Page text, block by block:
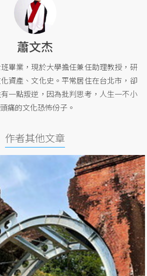
蕭文杰
畢業，現於大學擔任兼任助理教授，研
資產、文化史。平常居住在台北市，卻
一點叛逆，因為批判思考，人生一不小
痛的文化恐怖份子。
作者其他文章